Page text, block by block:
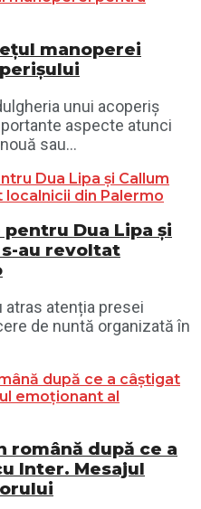
manoperei
unui acoperiș
aspecte atunci
sau...
Dua Lipa și
au revoltat
atras atenția presei
de nuntă organizată în
română după ce a
Inter. Mesajul